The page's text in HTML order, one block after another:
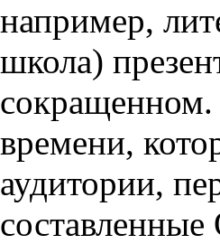
например,
школа)
сокращенном.
времени,
аудитории,